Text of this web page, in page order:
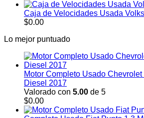
Caja de Velocidades Usada
$0.00
Lo mejor puntuado
Motor Completo Usado
Diesel 2017
Valorado con 5.00 de 5
$0.00